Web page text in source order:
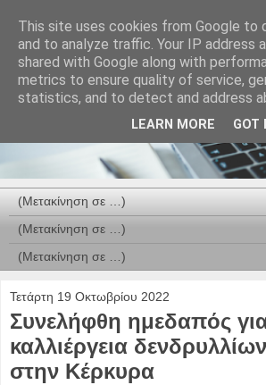
Τετάρτη 19 Οκτωβρίου 2022
Συνελήφθη ημεδαπός
καλλιέργεια
στην Κέρκυρα
This site uses cookies from Google to
and to analyze traffic. Your IP address
shared with Google along with
metrics to ensure quality of service,
statistics, and to detect and address
LEARN MORE GOT